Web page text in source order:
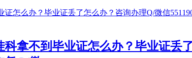
拿不到毕业证怎么办？毕业证丢